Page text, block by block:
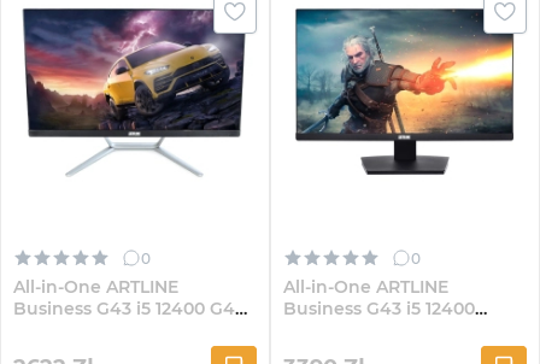
0
All-in-One ARTLINE
Business G43 i5 12400 G40
0
All-in-One ARTLINE
Business G43 i5 12400